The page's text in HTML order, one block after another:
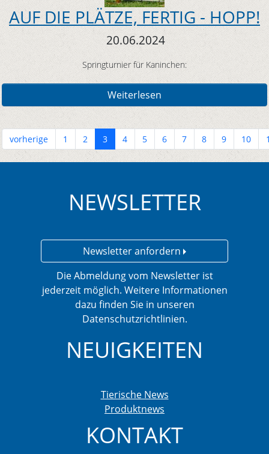
AUF DIE PLÄTZE, FERTIG - HOPP!
20.06.2024
Springturnier für Kaninchen:
Weiterlesen
vorherige 1 2 3 4 5 6 7 8 9 10
NEWSLETTER
Newsletter anfordern
Die Abmeldung vom Newsletter ist
jederzeit möglich. Weitere Informationen
dazu finden Sie in unseren
Datenschutzrichtlinien.
NEUIGKEITEN
Tierische News
Produktnews
KONTAKT